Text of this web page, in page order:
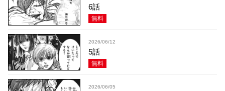
6話
無料
2026/06/12
5話
無料
2026/06/05